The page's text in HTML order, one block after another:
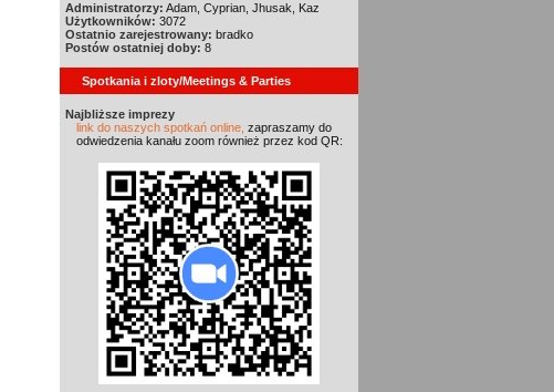
Administratorzy: Adam, Cyprian, Jhusak, Kaz
Użytkowników: 3072
Ostatnio zarejestrowany: bradko
Postów ostatniej doby: 8
Spotkania i zloty/Meetings & Parties
Najbliższe imprezy
link do naszych spotkań online, zapraszamy do
odwiedzenia kanału zoom również przez kod QR: